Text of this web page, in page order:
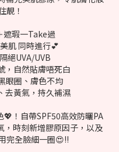
靚！
遮瑕一Take過
肌 同時進行💕
絕UVA/UVB
，自然貼膚唔死白
眼圈、膚色不均
去黃氣，持久補濕
！自帶SPF50高效防曬PA
，時刻新增膠原因子，以及
完全臉細一圈😍‼